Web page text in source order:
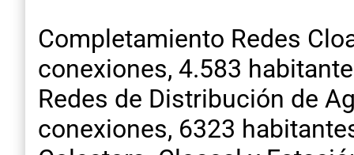
Completamiento Redes
conexiones, 4.583
Redes de Distribución de
conexiones, 6323